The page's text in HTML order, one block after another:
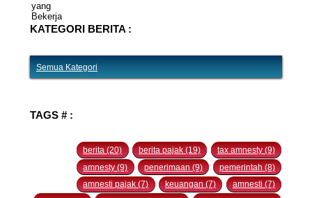
KATEGORI BERITA :
Semua Kategori
TAGS # :
berita (20) berita pajak (19)
tax amnesty (9)
amnesty (9)
penerimaan (9)
pemerintah (8)
amnesti pajak (7)
keuangan (7)
amnesti (7)